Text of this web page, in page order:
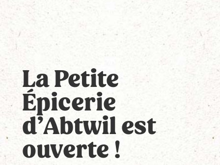
La Petite
Épicerie
d’Abtwil est
ouverte !